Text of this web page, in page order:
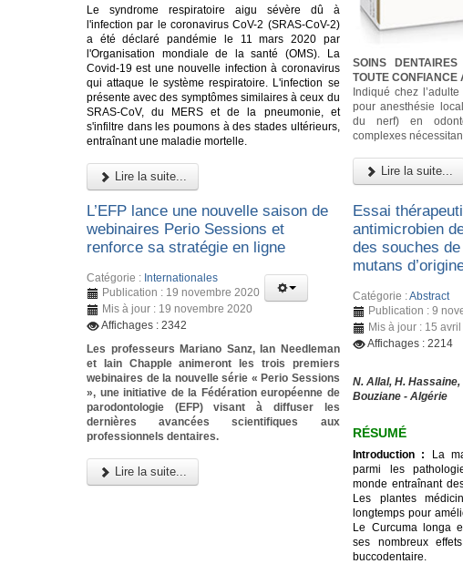
Le syndrome respiratoire aigu sévère dû à
l'infection par le coronavirus CoV-2 (SRAS-CoV-2)
a été déclaré pandémie le 11 mars 2020 par
l'Organisation mondiale de la santé (OMS). La
Covid-19 est une nouvelle infection à coronavirus
qui attaque le système respiratoire. L'infection se
présente avec des symptômes similaires à ceux du
SRAS-CoV, du MERS et de la pneumonie, et
s'infiltre dans les poumons à des stades ultérieurs,
entraînant une maladie mortelle.
Lire la suite...
SOINS
TOUTE CONFIANCE
Indiqué chez
pour anesthésie
du nerf) en
complexes
Lire la suite...
L’EFP lance une nouvelle saison de
webinaires Perio Sessions et
renforce sa stratégie en ligne
Catégorie : Internationales
Publication : 19 novembre 2020
Mis à jour : 19 novembre 2020
Affichages : 2342
Les professeurs Mariano Sanz, Ian Needleman
et Iain Chapple animeront les trois premiers
webinaires de la nouvelle série « Perio Sessions
», une initiative de la Fédération européenne de
parodontologie (EFP) visant à diffuser les
dernières avancées scientifiques aux
professionnels dentaires.
Lire la suite...
Essai
antimicrobien
des souches
mutans
Catégorie :Abstract
Publication : 9
Mis à jour : 15
Affichages : 2214
N. Allal, H. Hassaine,
Bouziane - Algérie
RÉSUMÉ
Introduction :
La
parmi les
monde entraînant
Les plantes
longtemps pour
Le Curcuma longa
ses nombreux
buccodentaire.